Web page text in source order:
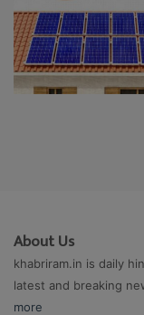
About Us
khabriram.in is daily
latest and breaking
more